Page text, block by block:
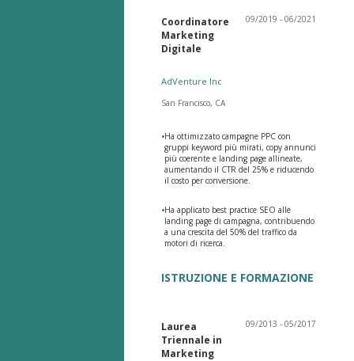
Coordinatore
Marketing
Digitale
09/2019 - 06/2021
AdVenture Inc
San Francisco, CA
•Ha ottimizzato campagne PPC con
gruppi keyword più mirati, copy annunci
più coerente e landing page allineate,
aumentando il CTR del 25% e riducendo
il costo per conversione.
•Ha applicato best practice SEO alle
landing page di campagna, contribuendo
a una crescita del 50% del traffico da
motori di ricerca.
ISTRUZIONE E FORMAZIONE
Laurea
Triennale in
Marketing
09/2013 - 05/2017